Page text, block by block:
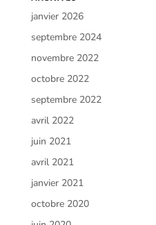
janvier 2026
septembre 2024
novembre 2022
octobre 2022
septembre 2022
avril 2022
juin 2021
avril 2021
janvier 2021
octobre 2020